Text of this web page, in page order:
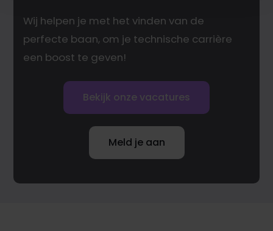
Wij helpen je met het vinden van de
perfecte baan, om je technische carrière
een boost te geven!
Bekijk onze vacatures
Meld je aan